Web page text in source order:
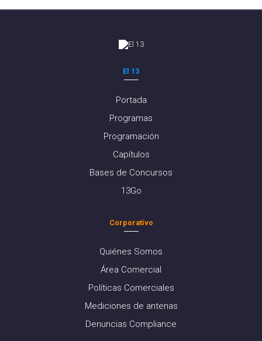
El 13
Portada
Programas
Programación
Capítulos
Bases de Concursos
13Go
Corporativo
Quiénes Somos
Área Comercial
Políticas Comerciales
Mediciones de antenas
Denuncias Compliance